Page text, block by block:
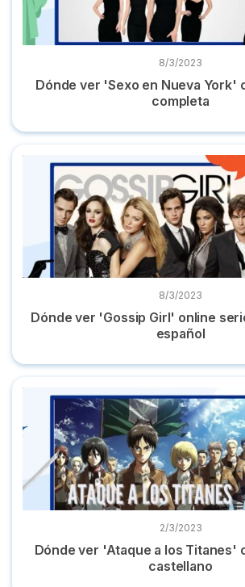
8/3/2023
Dónde ver 'Sexo en Nueva York'
completa
Dónde ver 'Gossip Girl' online serie
8/3/2023
Dónde ver 'Gossip Girl' online
español
Dónde ver 'Ataque a los Titanes'
2/3/2023
Dónde ver 'Ataque a los Titanes'
castellano